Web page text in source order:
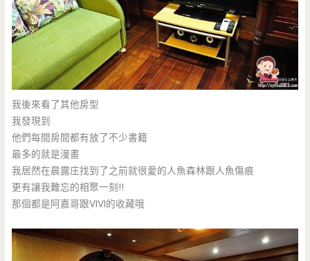
我後來看了其他房型
我發現到
他們每間房間都有放了不少書籍
最多的就是漫畫
我居然在晨露庄找到了之前就很愛的人魚森林跟人魚傷痕
更有讓我難忘的相聚一刻!!
那個都是阿嘉哥跟VIVI的收藏哦